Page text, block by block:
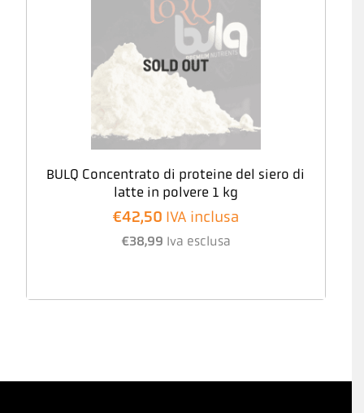
BULQ Concentrato di proteine del siero di
latte in polvere 1 kg
€42,50 IVA inclusa
€38,99 Iva esclusa